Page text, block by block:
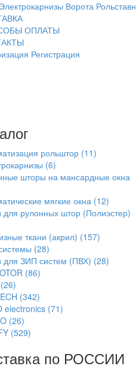
Электрокарнизы Ворота
ОПЛАТЫ
Регистрация
рольштор (11)
(6)
шторы на мансардные окна
мягкие окна (12)
для рулонных штор (Полиэстер)
ткани (акрил) (157)
(28)
для ЗИП систем (ПВХ) (28)
(86)
(26)
(342)
electronics (71)
(26)
(529)
по РОССИИ